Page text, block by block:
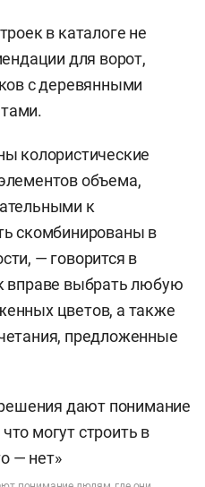
в каталоге не
для ворот,
с деревянными
колористические
объема,
к
скомбинированы в
— говорится в
вправе выбрать любую
цветов, а также
предложенные